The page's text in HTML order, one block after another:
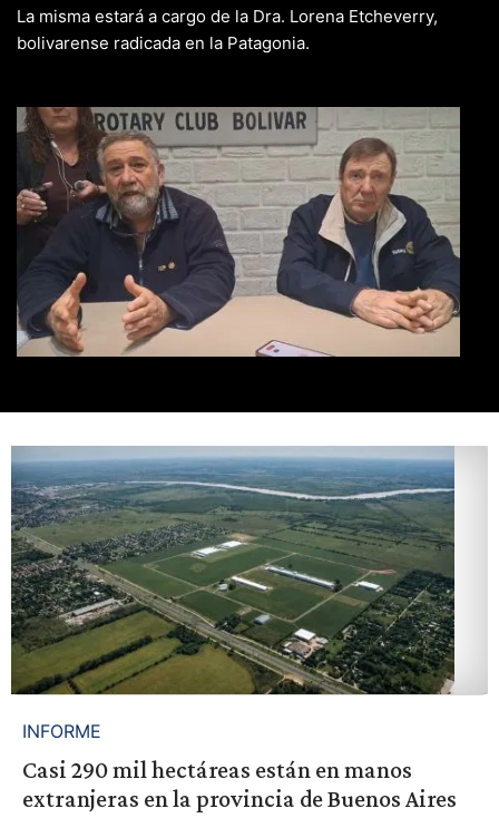
La misma estará a cargo de la Dra. Lorena Etcheverry,
bolivarense radicada en la Patagonia.
INFORME
Casi 290 mil hectáreas están en manos
extranjeras en la provincia de Buenos Aires